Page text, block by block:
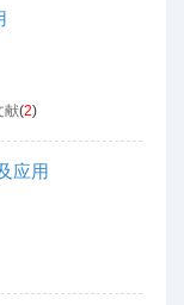
献(2)
应用